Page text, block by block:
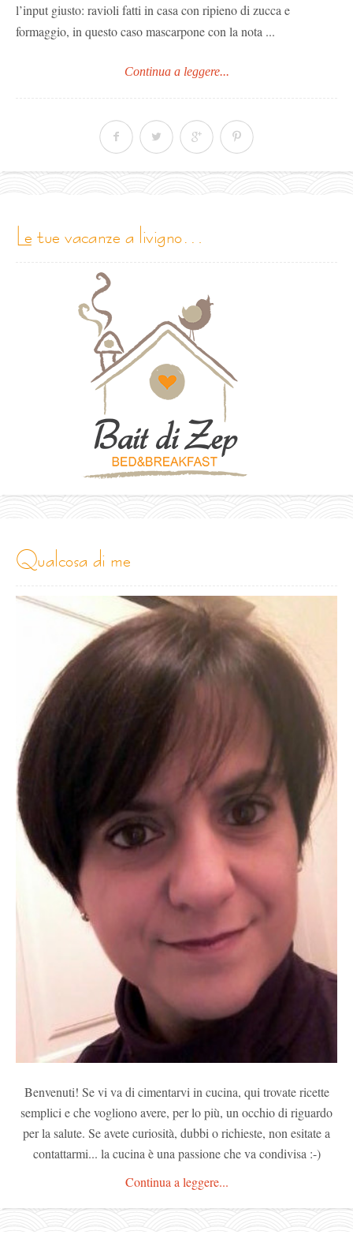
l’input giusto: ravioli fatti in casa con ripieno di zucca e
formaggio, in questo caso mascarpone con la nota ...
Continua a leggere...
le tue vacanze a livigno…
qualcosa di me
Benvenuti! Se vi va di cimentarvi in cucina, qui trovate ricette
semplici e che vogliono avere, per lo più, un occhio di riguardo
per la salute. Se avete curiosità, dubbi o richieste, non esitate a
contattarmi... la cucina è una passione che va condivisa :-)
Continua a leggere...